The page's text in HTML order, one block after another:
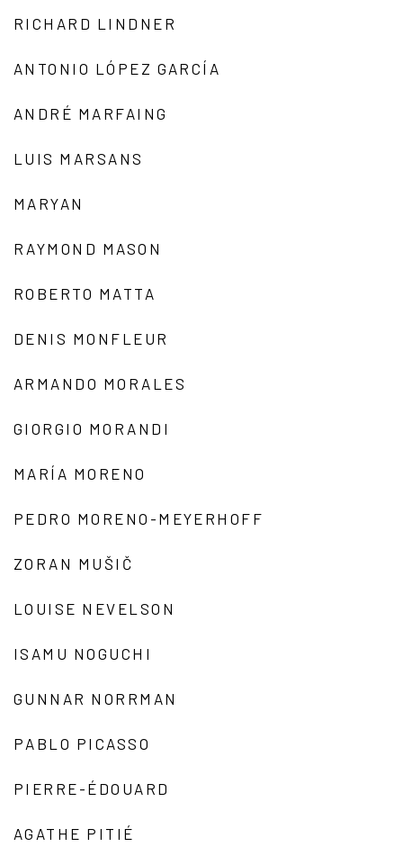
RICHARD LINDNER
ANTONIO LÓPEZ GARCÍA
ANDRÉ MARFAING
LUIS MARSANS
MARYAN
RAYMOND MASON
ROBERTO MATTA
DENIS MONFLEUR
ARMANDO MORALES
GIORGIO MORANDI
MARÍA MORENO
PEDRO MORENO-MEYERHOFF
ZORAN MUŠIČ
LOUISE NEVELSON
ISAMU NOGUCHI
GUNNAR NORRMAN
PABLO PICASSO
PIERRE-ÉDOUARD
AGATHE PITIÉ